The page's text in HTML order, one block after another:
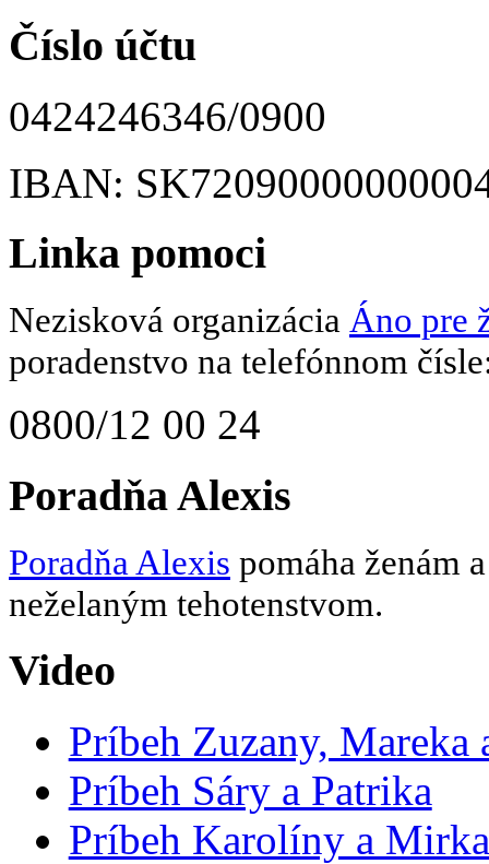
Číslo účtu
0424246346/0900
IBAN:
Linka pomoci
Nezisková organizácia Áno pre
poradenstvo na telefónnom
0800/12 00 24
Poradňa Alexis
Poradňa Alexis pomáha ženám
neželaným tehotenstvom.
Video
Príbeh Zuzany, Mareka
Príbeh Sáry a Patrika
Príbeh Karolíny a Mirka